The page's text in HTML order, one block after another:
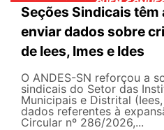
Seções Sindicais têm
enviar dados sobre
de Iees, Imes e Ides
O ANDES-SN reforçou a
sindicais do Setor das
Municipais e Distrital
dados referentes à
Circular nº 286/2026,...